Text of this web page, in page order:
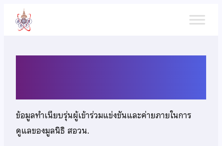
เนื้อหา
ข้อมูลทำเนียบรุ่นผู้เข้าร่วมแข่งขันและค่ายภายในการ
ดูแลของมูลนิธิ สอวน.